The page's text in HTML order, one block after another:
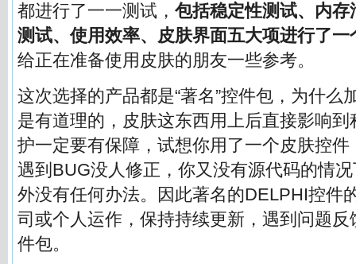
都进行了一一测试， 包括稳定性测试、内
测试、使用效率、皮肤界面五大项进行了一
给正在准备使用皮肤的朋友一些参考。
这次选择的产品都是“著名”控件包，为什么
是有道理的，皮肤这东西用上后直接影响
护一定要有保障，试想你用了一个皮肤控
遇到BUG没人修正，你又没有源代码的情
外没有任何办法。因此著名的DELPHI控件
司或个人运作，保持持续更新，遇到问题
件包。